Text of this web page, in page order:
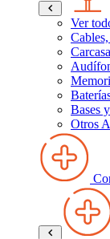
Ver
Bases
Otros